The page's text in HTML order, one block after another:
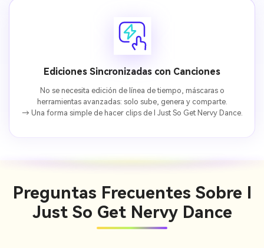
Ediciones Sincronizadas con Canciones
No se necesita edición de línea de tiempo, máscaras o
herramientas avanzadas: solo sube, genera y comparte.
→ Una forma simple de hacer clips de I Just So Get Nervy Dance.
Preguntas Frecuentes Sobre I
Just So Get Nervy Dance